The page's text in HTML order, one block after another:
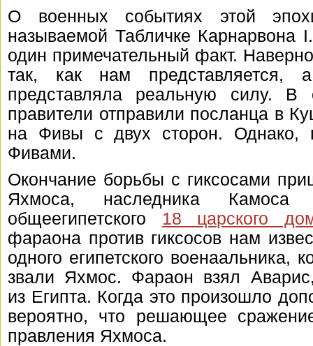
О военных событиях этой
называемой Табличке Карнарвона
один примечательный факт.
так, как нам
представляла реальную силу. В
правители отправили посланца в
на Фивы с двух сторон. Однако,
Фивами.
Окончание борьбы с гиксосами
Яхмоса, наследника Камоса
общеегипетского 18 царского
фараона против гиксосов нам
одного египетского военаальника,
звали Яхмос. Фараон взял
из Египта. Когда это произошло
вероятно, что решающее
правления Яхмоса.